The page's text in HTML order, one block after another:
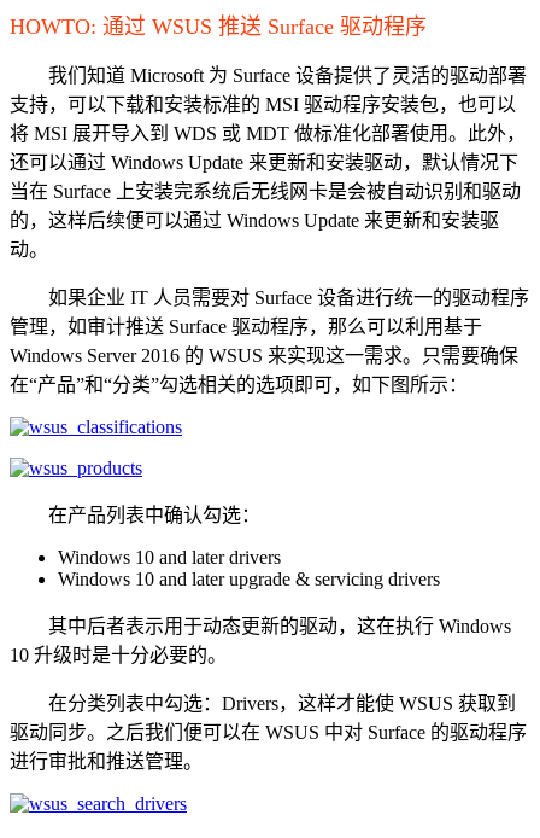
HOWTO: 通过 WSUS 推送 Surface 驱动程序
我们知道 Microsoft 为 Surface 设备提供了灵活的驱动部署
支持，可以下载和安装标准的 MSI 驱动程序安装包，也可以
将 MSI 展开导入到 WDS 或 MDT 做标准化部署使用。此外，
还可以通过 Windows Update 来更新和安装驱动，默认情况下
当在 Surface 上安装完系统后无线网卡是会被自动识别和驱动
的，这样后续便可以通过 Windows Update 来更新和安装驱
动。
如果企业 IT 人员需要对 Surface 设备进行统一的驱动程序
管理，如审计推送 Surface 驱动程序，那么可以利用基于
Windows Server 2016 的 WSUS 来实现这一需求。只需要确保
在“产品”和“分类”勾选相关的选项即可，如下图所示：
在产品列表中确认勾选：
Windows 10 and later drivers
Windows 10 and later upgrade & servicing drivers
其中后者表示用于动态更新的驱动，这在执行 Windows
10 升级时是十分必要的。
在分类列表中勾选：Drivers，这样才能使 WSUS 获取到
驱动同步。之后我们便可以在 WSUS 中对 Surface 的驱动程序
进行审批和推送管理。